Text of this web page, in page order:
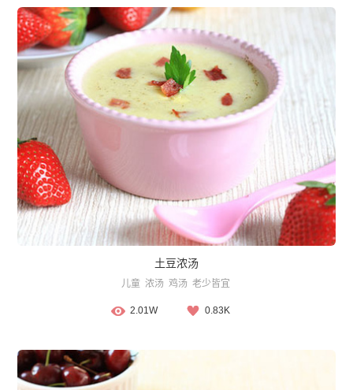
土豆浓汤
儿童 浓汤 鸡汤 老少皆宜
2.01W 0.83K